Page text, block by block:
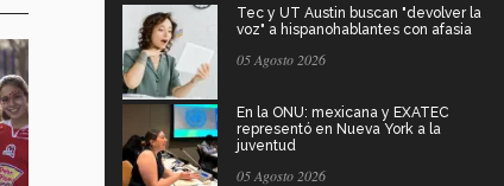
Tec y UT Austin buscan "devolver la
voz" a hispanohablantes con afasia
05 Agosto 2026
En la ONU: mexicana y EXATEC
representó en Nueva York a la
juventud
05 Agosto 2026